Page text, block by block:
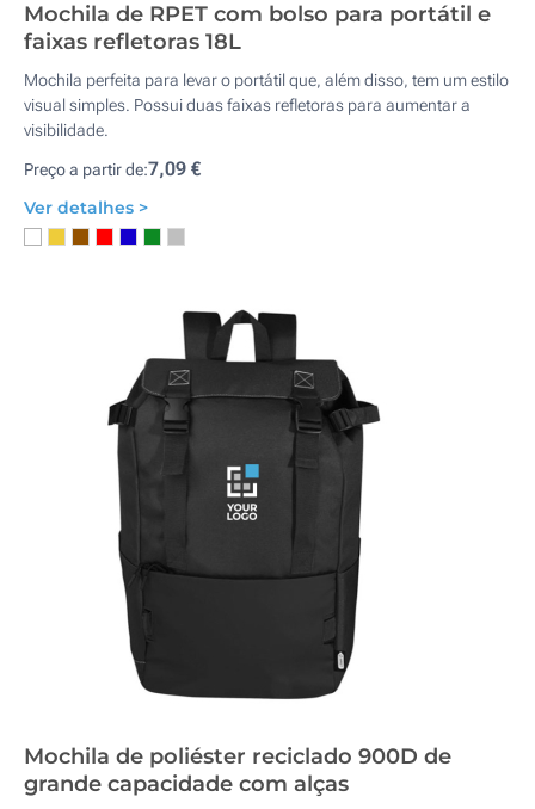
Mochila de RPET com bolso para portátil e
faixas refletoras 18L
Mochila perfeita para levar o portátil que, além disso, tem um estilo
visual simples. Possui duas faixas refletoras para aumentar a
visibilidade.
Preço a partir de:7,09 €
Ver detalhes >
Mochila de poliéster reciclado 900D de
grande capacidade com alças